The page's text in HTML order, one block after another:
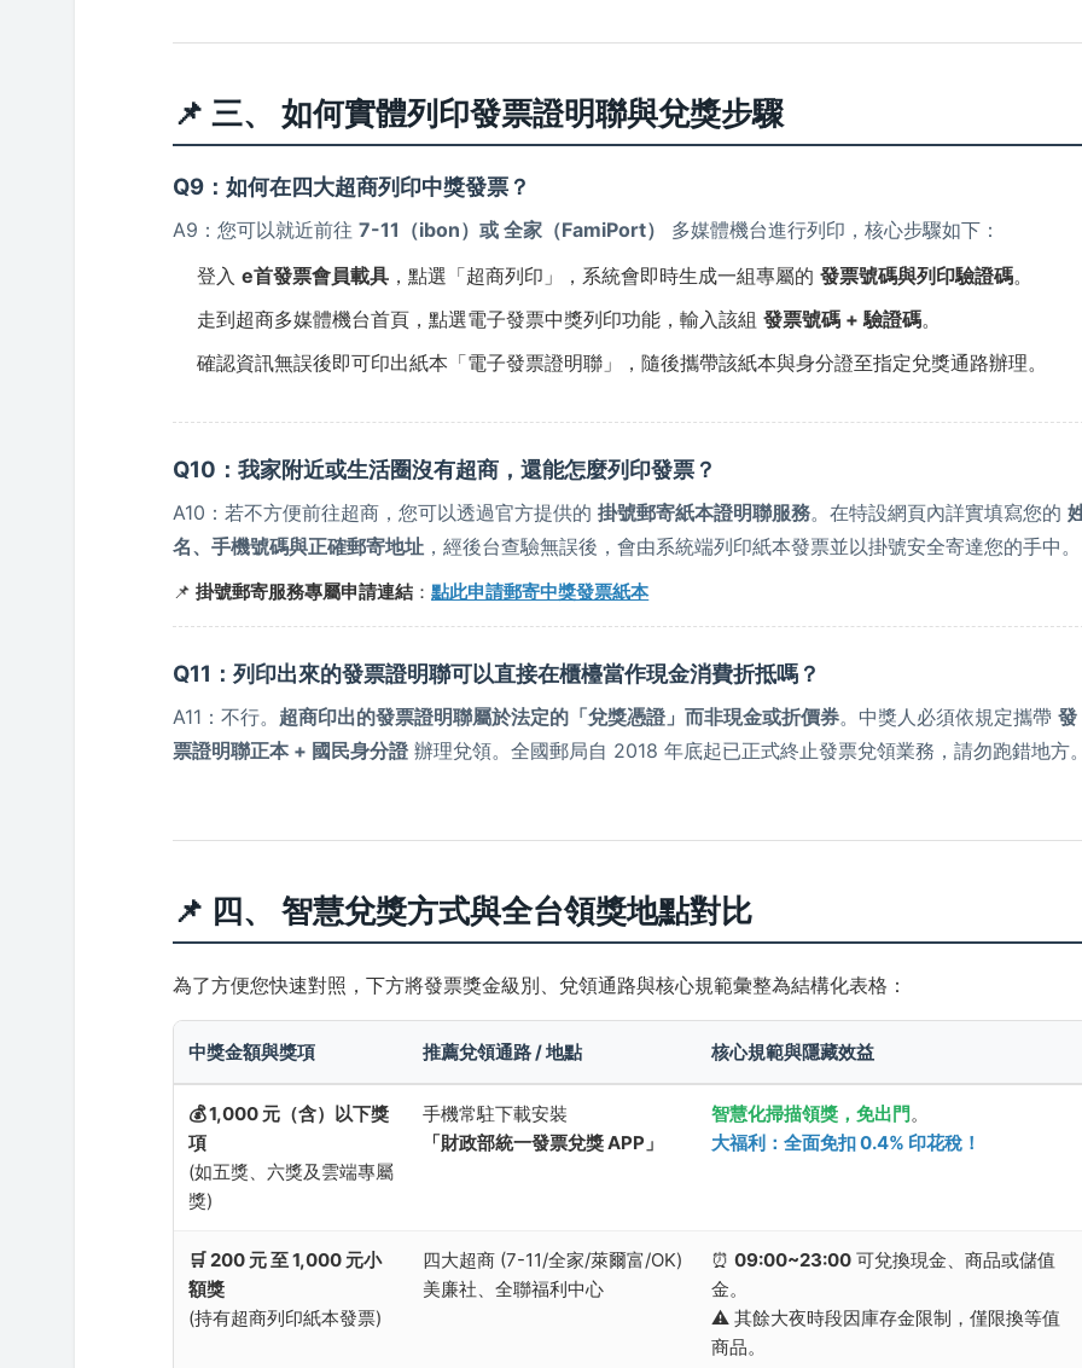
📌 三、 如何實體列印發票證明聯與兌獎步驟
Q9：如何在四大超商列印中獎發票？
A9：您可以就近前往7-11（ibon）或 全家（FamiPort）
多媒體機台進行列印，核心步驟如下：
登入e首發票會員載具 ，點選「超商列印」，系統會即時生成一組專屬的發票號碼與列印驗證碼。
走到超商多媒體機台首頁，點選電子發票中獎列印功能，輸入該組發票號碼 + 驗證碼。
確認資訊無誤後即可印出紙本「電子發票證明聯」，隨後攜帶該紙本與身分證至指定兌獎通路辦理。
Q10：我家附近或生活圈沒有超商，還能怎麼列印發票？
A10：若不方便前往超商，您可以透過官方提供的掛號郵寄紙本證明聯服務。在特設網頁內詳實填寫您的
名、手機號碼與正確郵寄地址 ，經後台查驗無誤後，會由系統端列印紙本發票並以掛號安全寄達您的手中。
📌掛號郵寄服務專屬申請連結 ：點此申請郵寄中獎發票紙本
Q11：列印出來的發票證明聯可以直接在櫃檯當作現金消費折抵嗎？
A11：不行。 超商印出的發票證明聯屬於法定的「兌獎憑證」而非現金或折價券。中獎人必須依規定攜帶發
票證明聯正本 + 國民身分證辦理兌領。全國郵局自 2018 年底起已正式終止發票兌領業務，請勿跑錯地方
📌 四、 智慧兌獎方式與全台領獎地點對比
為了方便您快速對照，下方將發票獎金級別、兌領通路與核心規範彙整為結構化表格：
中獎金額與獎項 推薦兌領通路 / 地點 核心規範與隱藏效益
💰 1,000 元（含）以下獎
項
(如五獎、六獎及雲端專屬
獎)
手機常駐下載安裝
「財政部統一發票兌獎 APP」
智慧化掃描領獎，免出門。
大福利：全面免扣 0.4% 印花稅！
🛒 200 元 至 1,000 元小
額獎
(持有超商列印紙本發票)
四大超商 (7-11/全家/萊爾富/OK)
美廉社、全聯福利中心
⏰09:00~23:00 可兌換現金、商品或儲值
金。
⚠️ 其餘大夜時段因庫存金限制，僅限換等值
商品。